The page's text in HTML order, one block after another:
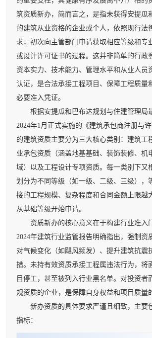
筑资质新办，简而言之，是指未获得安提瓜
的建筑从业资格的企业或个人，依照现行法
求，初次向主管部门申请获取相应等级和专
或设计许可证书的过程。这并非简单的行政
资本实力、技术能力、管理水平和从业人员
认证，是合法承接工程项目、保障工程质量
必要准入凭证。
根据安提瓜和巴布达规划与住建管理局
2024年1月正式实施的《建筑承包商注册与
的建筑资质主要分为三大核心类别：建筑工
业承包资质（涵盖地基基础、装饰装修、机
域）以及工程设计专项资质。每一类别下又
划分为不同等级（如一级、二级、三级），
接的工程规模、复杂程度和合同金额上限越
从基础等级开始申请。
资质新办的核心意义在于构建行业准入
2024年建筑行业监管报告明确指出，强制资
对气候变化（如飓风频发）、提升建筑抗震
措。未持有效资质承接工程属违法行为，将
目停工，甚至被列入行业黑名单。对投资者
规资质的企业，是保障自身权益和项目质量
新办资质的具体要求严谨且细致，主要
指标：